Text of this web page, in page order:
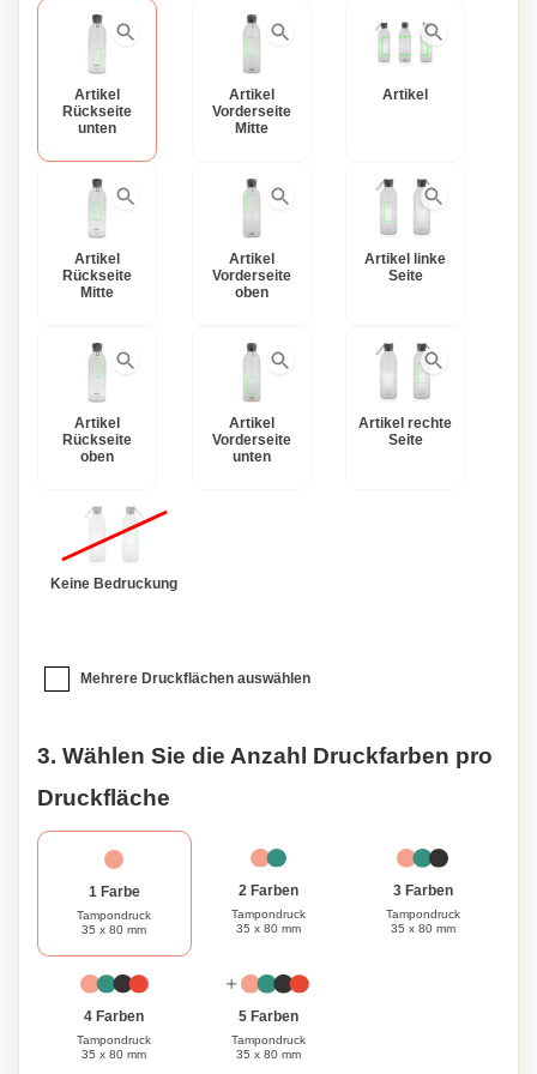
Artikel
Rückseite
unten
Artikel
Vorderseite
Mitte
Artikel
Artikel
Rückseite
Mitte
Artikel
Vorderseite
oben
Artikel linke
Seite
Artikel
Rückseite
oben
Artikel
Vorderseite
unten
Artikel rechte
Seite
Keine Bedruckung
Mehrere Druckflächen auswählen
3. Wählen Sie die Anzahl Druckfarben pro
Druckfläche
1 Farbe
Tampondruck
35 x 80 mm
2 Farben
Tampondruck
35 x 80 mm
3 Farben
Tampondruck
35 x 80 mm
4 Farben
Tampondruck
35 x 80 mm
5 Farben
Tampondruck
35 x 80 mm